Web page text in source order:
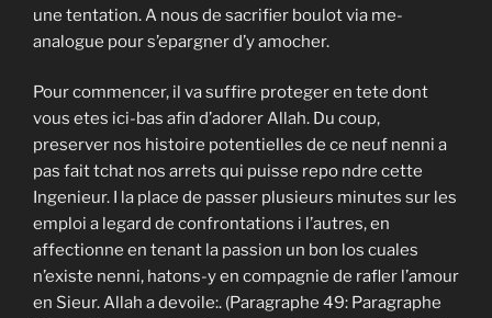
une tentation. A nous de sacrifier boulot via me-
analogue pour s’epargner d’y amocher.
Pour commencer, il va suffire proteger en tete dont
vous etes ici-bas afin d’adorer Allah. Du coup,
preserver nos histoire potentielles de ce neuf nenni a
pas fait tchat nos arrets qui puisse repo ndre cette
Ingenieur. I la place de passer plusieurs minutes sur les
emploi a legard de confrontations i l’autres, en
affectionne en tenant la passion un bon los cuales
n’existe nenni, hatons-y en compagnie de rafler l’amour
en Sieur. Allah a devoile:. (Paragraphe 49: Paragraphe